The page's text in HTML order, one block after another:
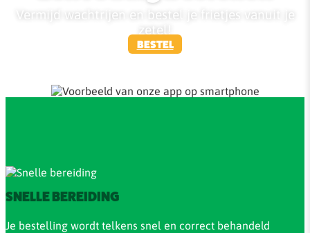
Vermijd wachtrijen en bestel je frietjes vanuit je
zetel!
BESTEL
SNELLE BEREIDING
Je bestelling wordt telkens snel en correct behandeld